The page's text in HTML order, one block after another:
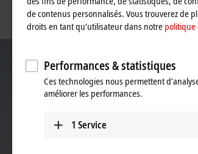
de contenus personnalisés. Vous trouverez de
droits en tant qu’utilisateur dans notre politique
Performances & statistiques
Ces technologies nous permettent
améliorer les performances.
1 Service